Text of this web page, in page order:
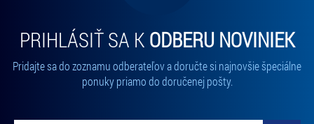
PRIHLÁSIŤ SA K ODBERU NOVINIEK
Pridajte sa do zoznamu odberateľov a doručte si najnovšie špeciálne
ponuky priamo do doručenej pošty.